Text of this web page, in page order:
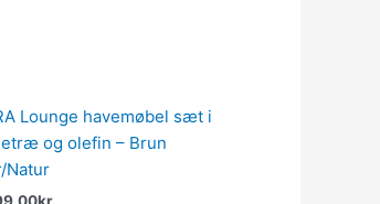
Lounge havemøbel sæt i
og olefin – Brun
Natur
kr.